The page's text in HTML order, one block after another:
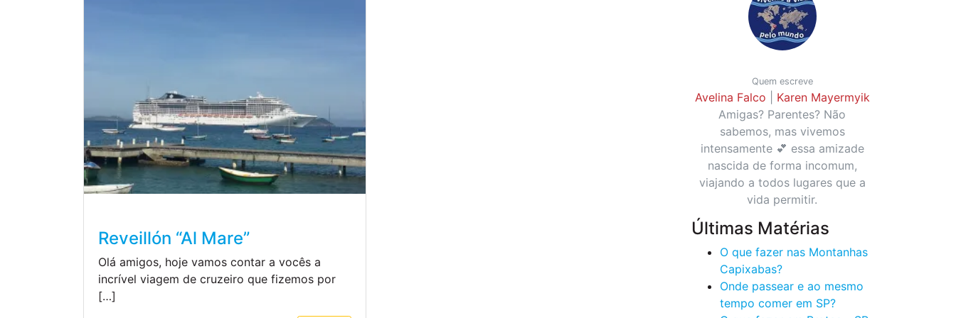
Reveillón “Al Mare”
Olá amigos, hoje vamos contar a vocês a
incrível viagem de cruzeiro que fizemos por
[…]
Quem escreve
Avelina Falco
Karen Mayermyik
Amigas? Parentes? Não
sabemos, mas vivemos
intensamente 💕 essa amizade
nascida de forma incomum,
viajando a todos lugares que a
vida permitir.
Últimas Matérias
O que fazer nas Montanhas
Capixabas?
Onde passear e ao mesmo
tempo comer em SP?